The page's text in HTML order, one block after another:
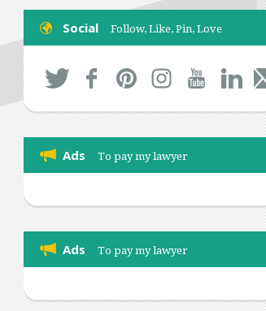
Social Follow, Like, Pin, Love
Ads To pay my lawyer
Ads To pay my lawyer